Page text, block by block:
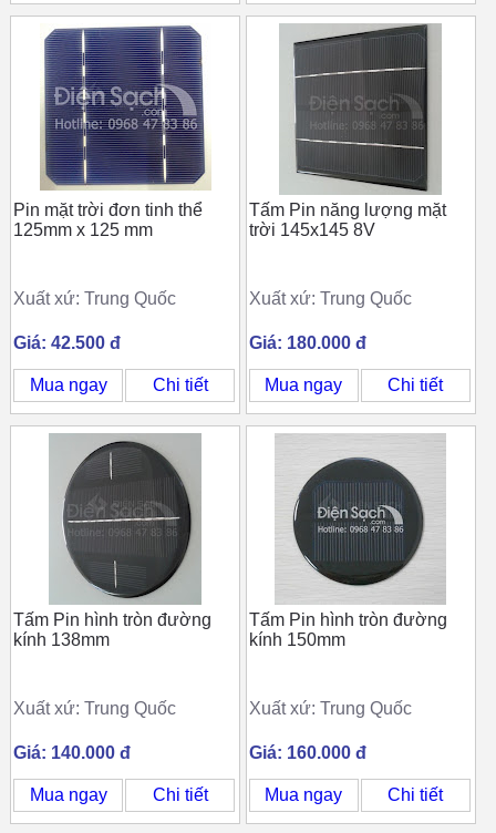
Pin mặt trời đơn tinh thể
125mm x 125 mm
Xuất xứ: Trung Quốc
Giá: 42.500 đ
Mua ngay Chi tiết
Tấm Pin năng lượng mặt
trời 145x145 8V
Xuất xứ: Trung Quốc
Giá: 180.000 đ
Mua ngay Chi tiết
Tấm Pin hình tròn đường
kính 138mm
Xuất xứ: Trung Quốc
Giá: 140.000 đ
Mua ngay Chi tiết
Tấm Pin hình tròn đường
kính 150mm
Xuất xứ: Trung Quốc
Giá: 160.000 đ
Mua ngay Chi tiết